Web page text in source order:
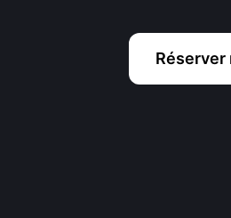
Réserver